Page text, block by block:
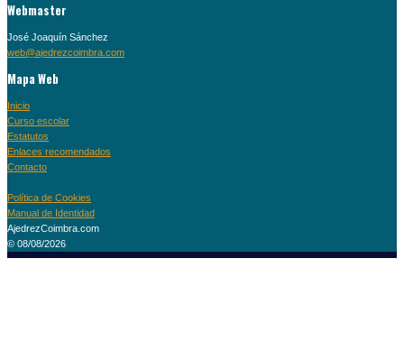
Webmaster
José Joaquín Sánchez
web@ajedrezcoimbra.com
Mapa Web
Inicio
Curso escolar
Estatutos
Enlaces recomendados
Contacto
Política de Cookies
Manual de Identidad
AjedrezCoimbra.com
© 08/08/2026